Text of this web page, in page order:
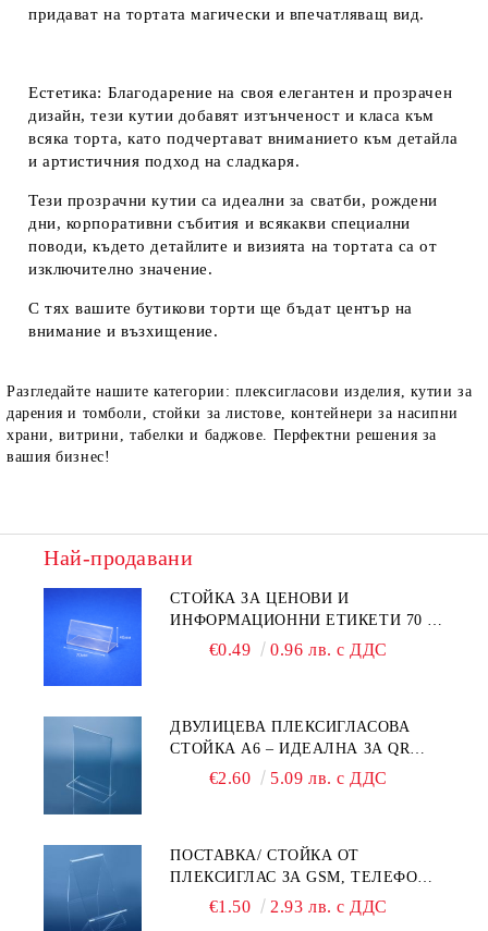
придават на тортата магически и впечатляващ вид.
Естетика: Благодарение на своя елегантен и прозрачен
дизайн, тези кутии добавят изтънченост и класа към
всяка торта, като подчертават вниманието към детайла
и артистичния подход на сладкаря.
Тези прозрачни кутии са идеални за сватби, рождени
дни, корпоративни събития и всякакви специални
поводи, където детайлите и визията на тортата са от
изключително значение.
С тях вашите бутикови торти ще бъдат център на
внимание и възхищение.
Разгледайте нашите категории: плексигласови изделия, кутии за
дарения и томболи, стойки за листове, контейнери за насипни
храни, витрини, табелки и баджове. Перфектни решения за
вашия бизнес!
Най-продавани
СТОЙКА ЗА ЦЕНОВИ И
ИНФОРМАЦИОННИ ЕТИКЕТИ 70 ×
40 ММ – ПРОЗРАЧНА
€0.49 0.96 лв. с ДДС
ДВУЛИЦЕВА ПЛЕКСИГЛАСОВА
СТОЙКА A6 – ИДЕАЛНА ЗА QR
КОДОВЕ И РЕКЛАМИ
€2.60 5.09 лв. с ДДС
ПОСТАВКА/ СТОЙКА ОТ
ПЛЕКСИГЛАС ЗА GSM, ТЕЛЕФОН,
СМАРТФОН И АКСЕСОАРИ ЗА ТЯХ
€1.50 2.93 лв. с ДДС